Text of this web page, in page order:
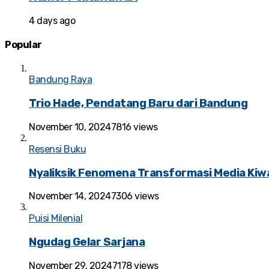
4 days ago
Popular
Bandung Raya
Trio Hade, Pendatang Baru dari Bandung
November 10, 20247816 views
Resensi Buku
Nyaliksik Fenomena Transformasi Media
November 14, 20247306 views
Puisi Milenial
Ngudag Gelar Sarjana
November 29, 20247178 views